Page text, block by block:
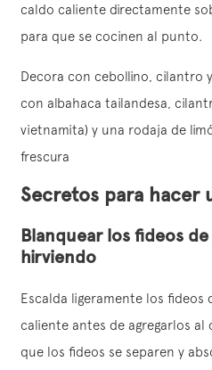
caldo caliente directamente
para que se cocinen al punto.
Decora con cebollino, cilantro
con albahaca tailandesa,
vietnamita) y una rodaja de
frescura
Secretos para hacer
Blanquear los fideos
hirviendo
Escalda ligeramente los fideos
caliente antes de agregarlos
que los fideos se separen y